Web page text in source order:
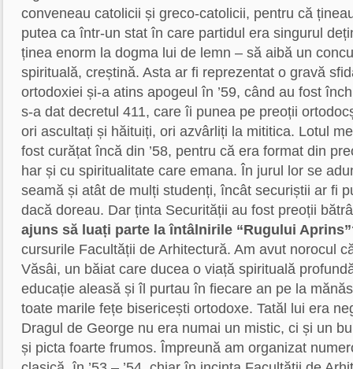
conveneau catolicii și greco-catolicii, pentru că
putea ca într-un stat în care partidul era singurul
ținea enorm la dogma lui de lemn – să aibă un
spirituală, creștină. Asta ar fi reprezentat o gravă
ortodoxiei și-a atins apogeul în ’59, când au fost
s-a dat decretul 411, care îi punea pe preoții
ori ascultați și hăituiți, ori azvârliți la mititica. Lotul
fost curățat încă din ’58, pentru că era format din
har și cu spiritualitate care emana. În jurul lor se
seamă și atât de mulți studenți, încât securiștii ar fi
dacă doreau. Dar ținta Securității au fost preoții
ajuns să luați parte la întâlnirile “Rugului
cursurile Facultății de Arhitectură. Am avut norocul
Văsâi, un băiat care ducea o viață spirituală
educație aleasă și îl purtau în fiecare an pe la
toate marile fețe bisericești ortodoxe. Tatăl lui era
Dragul de George nu era numai un mistic, ci și un
și picta foarte frumos. Împreună am organizat